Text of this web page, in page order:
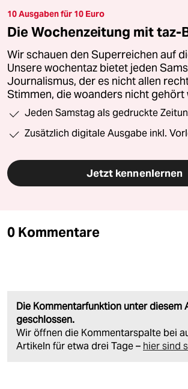
10 Ausgaben für 10 Euro
Die Wochenzeitung mit taz-
Wir schauen den Superreichen auf
Unsere wochentaz bietet jeden
Journalismus, der es nicht allen
Stimmen, die woanders nicht gehört
Jeden Samstag als gedruckte
Zusätzlich digitale Ausgabe inkl.
Jetzt kennenlernen
0 Kommentare
Die Kommentarfunktion unter diesem
geschlossen.
Wir öffnen die Kommentarspalte bei
Artikeln für etwa drei Tage – hier sind